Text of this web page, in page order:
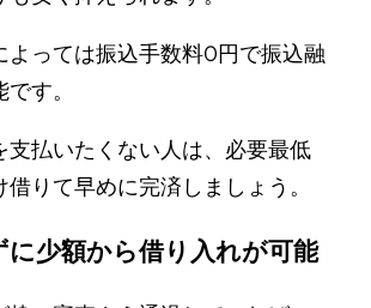
よっては振込手数料0円で振込融
す。
支払いたくない人は、必要最低
りて早めに完済しましょう。
に少額から借り入れが可能